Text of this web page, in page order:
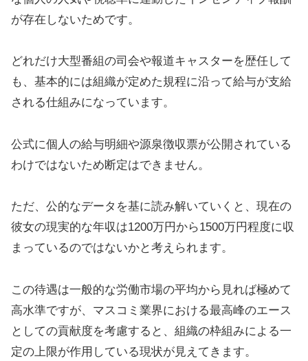
が存在しないためです。
どれだけ大型番組の司会や報道キャスターを歴任して
も、基本的には組織が定めた規程に沿って給与が支給
される仕組みになっています。
公式に個人の給与明細や源泉徴収票が公開されている
わけではないため断定はできません。
ただ、公的なデータを基に読み解いていくと、現在の
彼女の現実的な年収は1200万円から1500万円程度に収
まっているのではないかと考えられます。
この待遇は一般的な労働市場の平均から見れば極めて
高水準ですが、マスコミ業界における最高峰のエース
としての貢献度を考慮すると、組織の枠組みによる一
定の上限が作用している現状が見えてきます。